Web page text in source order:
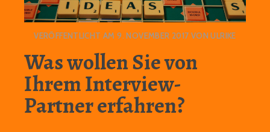
VERÖFFENTLICHT AM9. NOVEMBER 2017 VONULRIKE
Was wollen Sie von
Ihrem Interview-
Partner erfahren?